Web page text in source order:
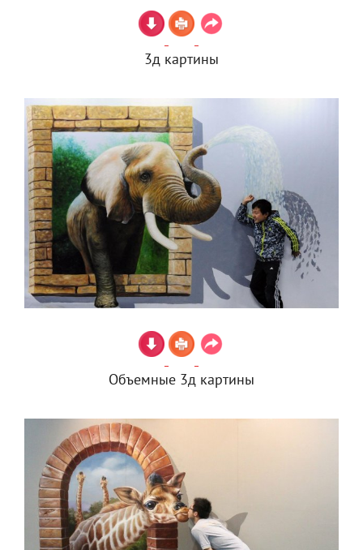
3д картины
Объемные 3д картины